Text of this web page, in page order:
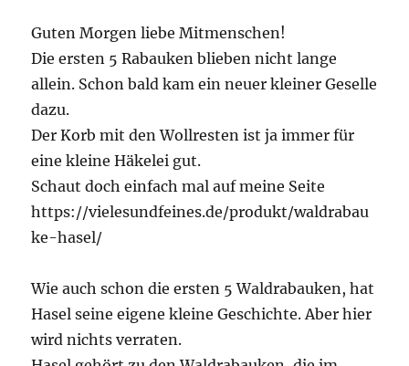
Guten Morgen liebe Mitmenschen!
Die ersten 5 Rabauken blieben nicht lange
allein. Schon bald kam ein neuer kleiner Geselle
dazu.
Der Korb mit den Wollresten ist ja immer für
eine kleine Häkelei gut.
Schaut doch einfach mal auf meine Seite
https://vielesundfeines.de/produkt/waldrabau
ke-hasel/
Wie auch schon die ersten 5 Waldrabauken, hat
Hasel seine eigene kleine Geschichte. Aber hier
wird nichts verraten.